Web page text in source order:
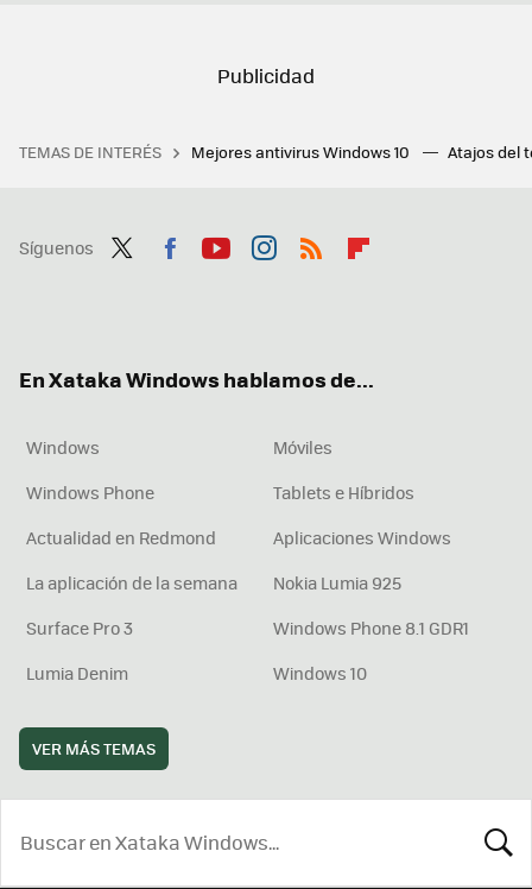
TEMAS DE INTERÉS Mejores antivirus Windows 10 Atajos del
Síguenos
En Xataka Windows hablamos de...
Windows
Móviles
Windows Phone
Tablets e Híbridos
Actualidad en Redmond
Aplicaciones Windows
La aplicación de la semana
Nokia Lumia 925
Surface Pro 3
Windows Phone 8.1 GDR1
Lumia Denim
Windows 10
VER MÁS TEMAS